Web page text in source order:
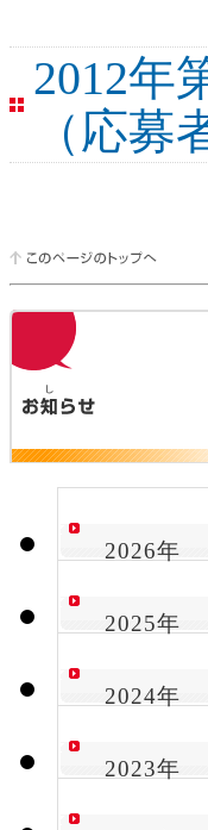
2012年
（応
2026年
2025年
2024年
2023年